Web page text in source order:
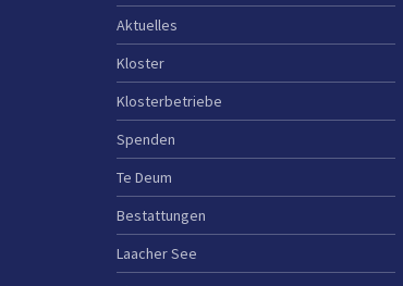
Aktuelles
Kloster
Klosterbetriebe
Spenden
Te Deum
Bestattungen
Laacher See